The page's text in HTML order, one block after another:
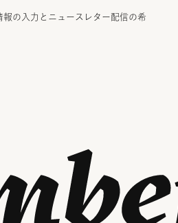
の入力とニュースレター配信の希